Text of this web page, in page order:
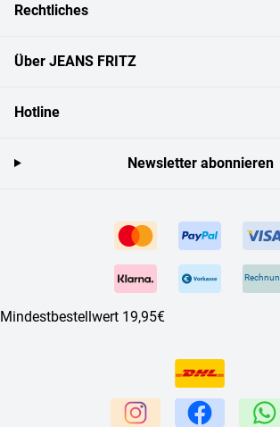
Rechtliches
Über JEANS FRITZ
Hotline
Mindestbestellwert 19,95€
Newsletter abonnieren